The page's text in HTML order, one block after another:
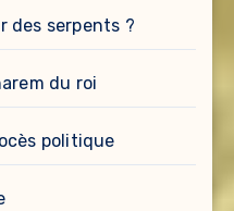
des serpents ?
du roi
politique